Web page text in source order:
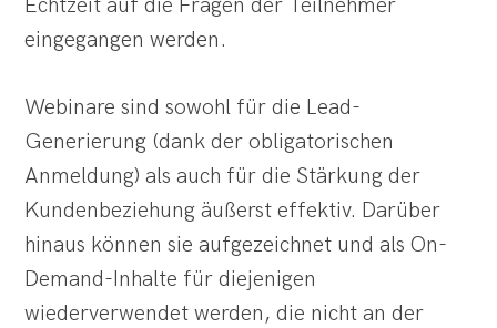
eingegangen werden.
Webinare sind sowohl für die Lead-
Generierung (dank der obligatorischen
Anmeldung) als auch für die Stärkung der
Kundenbeziehung äußerst effektiv. Darüber
hinaus können sie aufgezeichnet und als On-
Demand-Inhalte für diejenigen
wiederverwendet werden, die nicht an der